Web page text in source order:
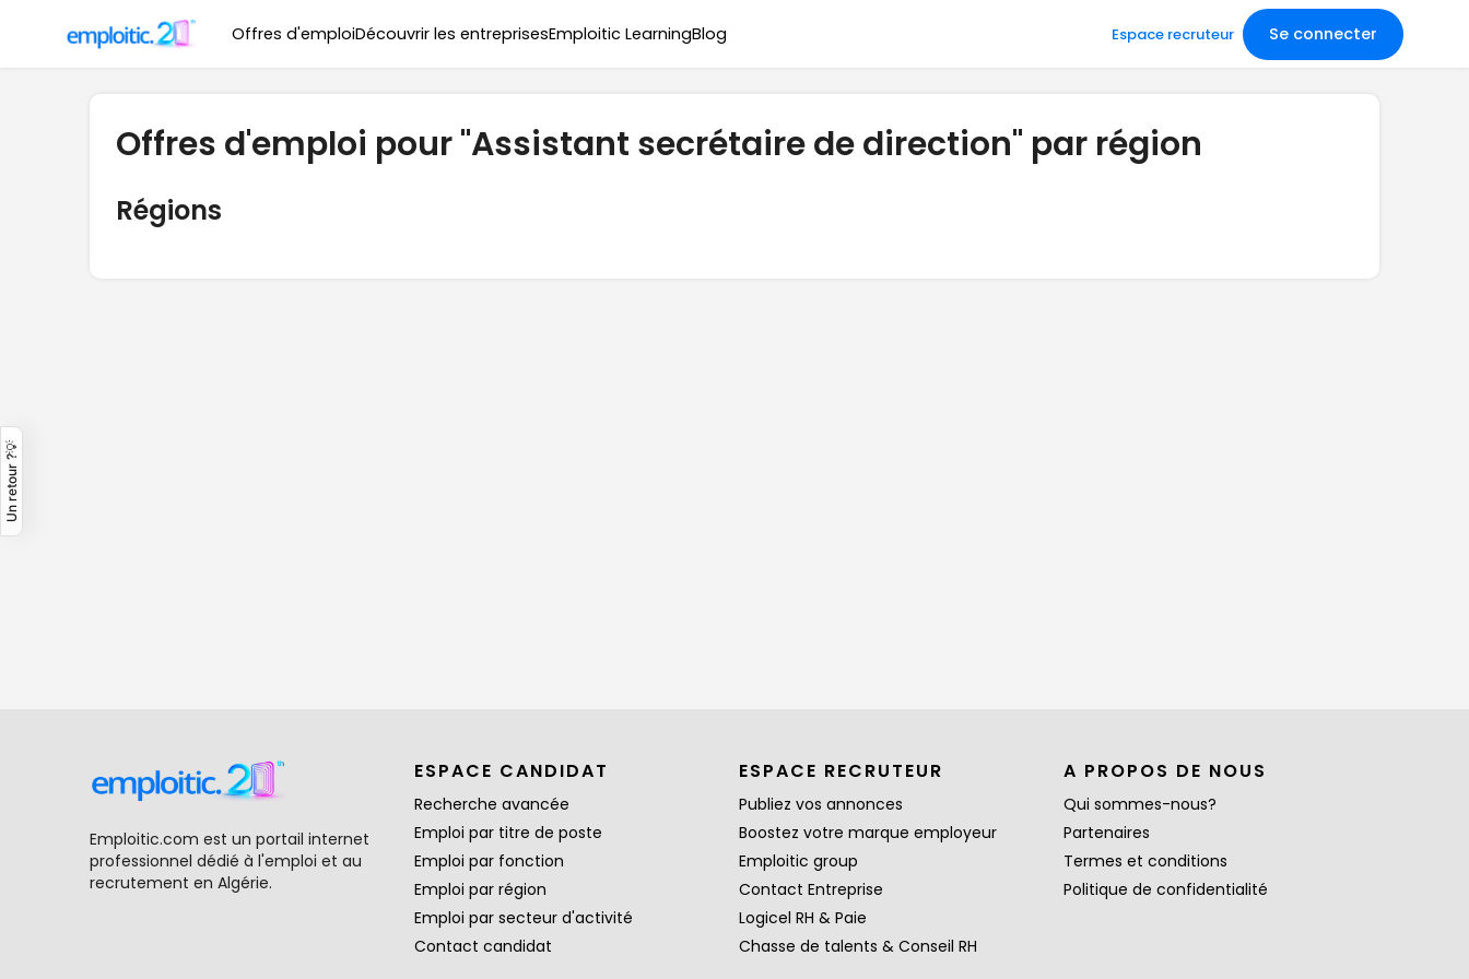
Offres d'emploiDécouvrir les entreprisesEmploitic LearningBlog Espace recruteur Se connecter
Offres d'emploi pour "Assistant secrétaire de direction" par région
Régions
Emploitic.com est un portail internet
professionnel dédié à l'emploi et au
recrutement en Algérie.
ESPACE CANDIDAT
Recherche avancée
Emploi par titre de poste
Emploi par fonction
Emploi par région
Emploi par secteur d'activité
Contact candidat
ESPACE RECRUTEUR
Publiez vos annonces
Boostez votre marque employeur
Emploitic group
Contact Entreprise
Logicel RH & Paie
Chasse de talents & Conseil RH
A PROPOS DE NOUS
Qui sommes-nous?
Partenaires
Termes et conditions
Politique de confidentialité
Un retour ?💡